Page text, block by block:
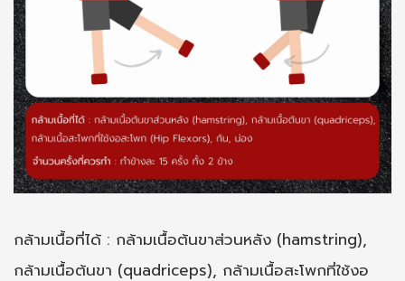
กล้ามเนื้อที่ได้ : กล้ามเนื้อต้นขาส่วนหลัง (hamstring),
กล้ามเนื้อต้นขา (quadriceps), กล้ามเนื้อสะโพกที่ใช้งอ